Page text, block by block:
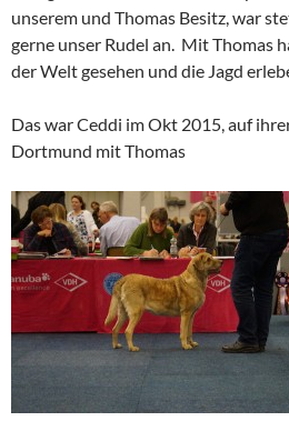
unserem und Thomas Besitz, war
gerne unser Rudel an. Mit Thomas
der Welt gesehen und die Jagd
Das war Ceddi im Okt 2015, auf
Dortmund mit Thomas